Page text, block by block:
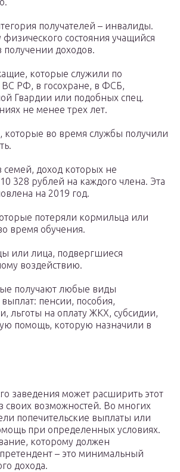
получателей – инвалиды.
физического состояния учащийся
получении доходов.
которые служили по
ВС РФ, в госохране, в ФСБ,
Гвардии или подобных спец.
не менее трех лет.
которые во время службы получили
семей, доход которых не
328 рублей на каждого члена. Эта
на 2019 год.
потеряли кормильца или
время обучения.
или лица, подвергшиеся
воздействию.
получают любые виды
пенсии, пособия,
льготы на оплату ЖКХ, субсидии,
помощь, которую назначили в
заведения может расширить этот
своих возможностей. Во многих
попечительские выплаты или
при определенных условиях.
которому должен
претендент – это минимальный
дохода.